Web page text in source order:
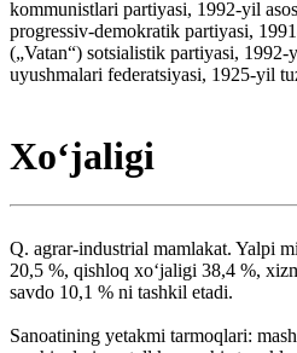
kommunistlari partiyasi, 1992-yil
progressiv-demokratik partiyasi,
(„Vatan“) sotsialistik partiyasi, 1992-
uyushmalari federatsiyasi, 1925-yil
Xoʻjaligi
Q. agrar-industrial mamlakat. Yalpi
20,5 %, qishloq xoʻjaligi 38,4 %,
savdo 10,1 % ni tashkil etadi.
Sanoatining yetakmi tarmoqlari: